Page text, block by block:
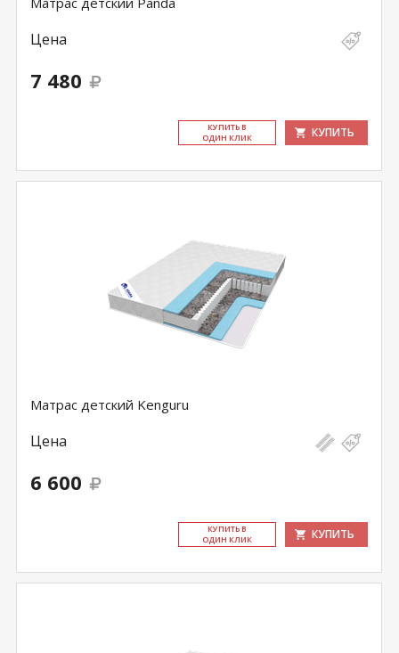
Цена
7 480
КУ­ПИТЬ В
ОДИН КЛИК
КУПИТЬ
Матрас детский Kenguru
Цена
6 600
КУ­ПИТЬ В
ОДИН КЛИК
КУПИТЬ